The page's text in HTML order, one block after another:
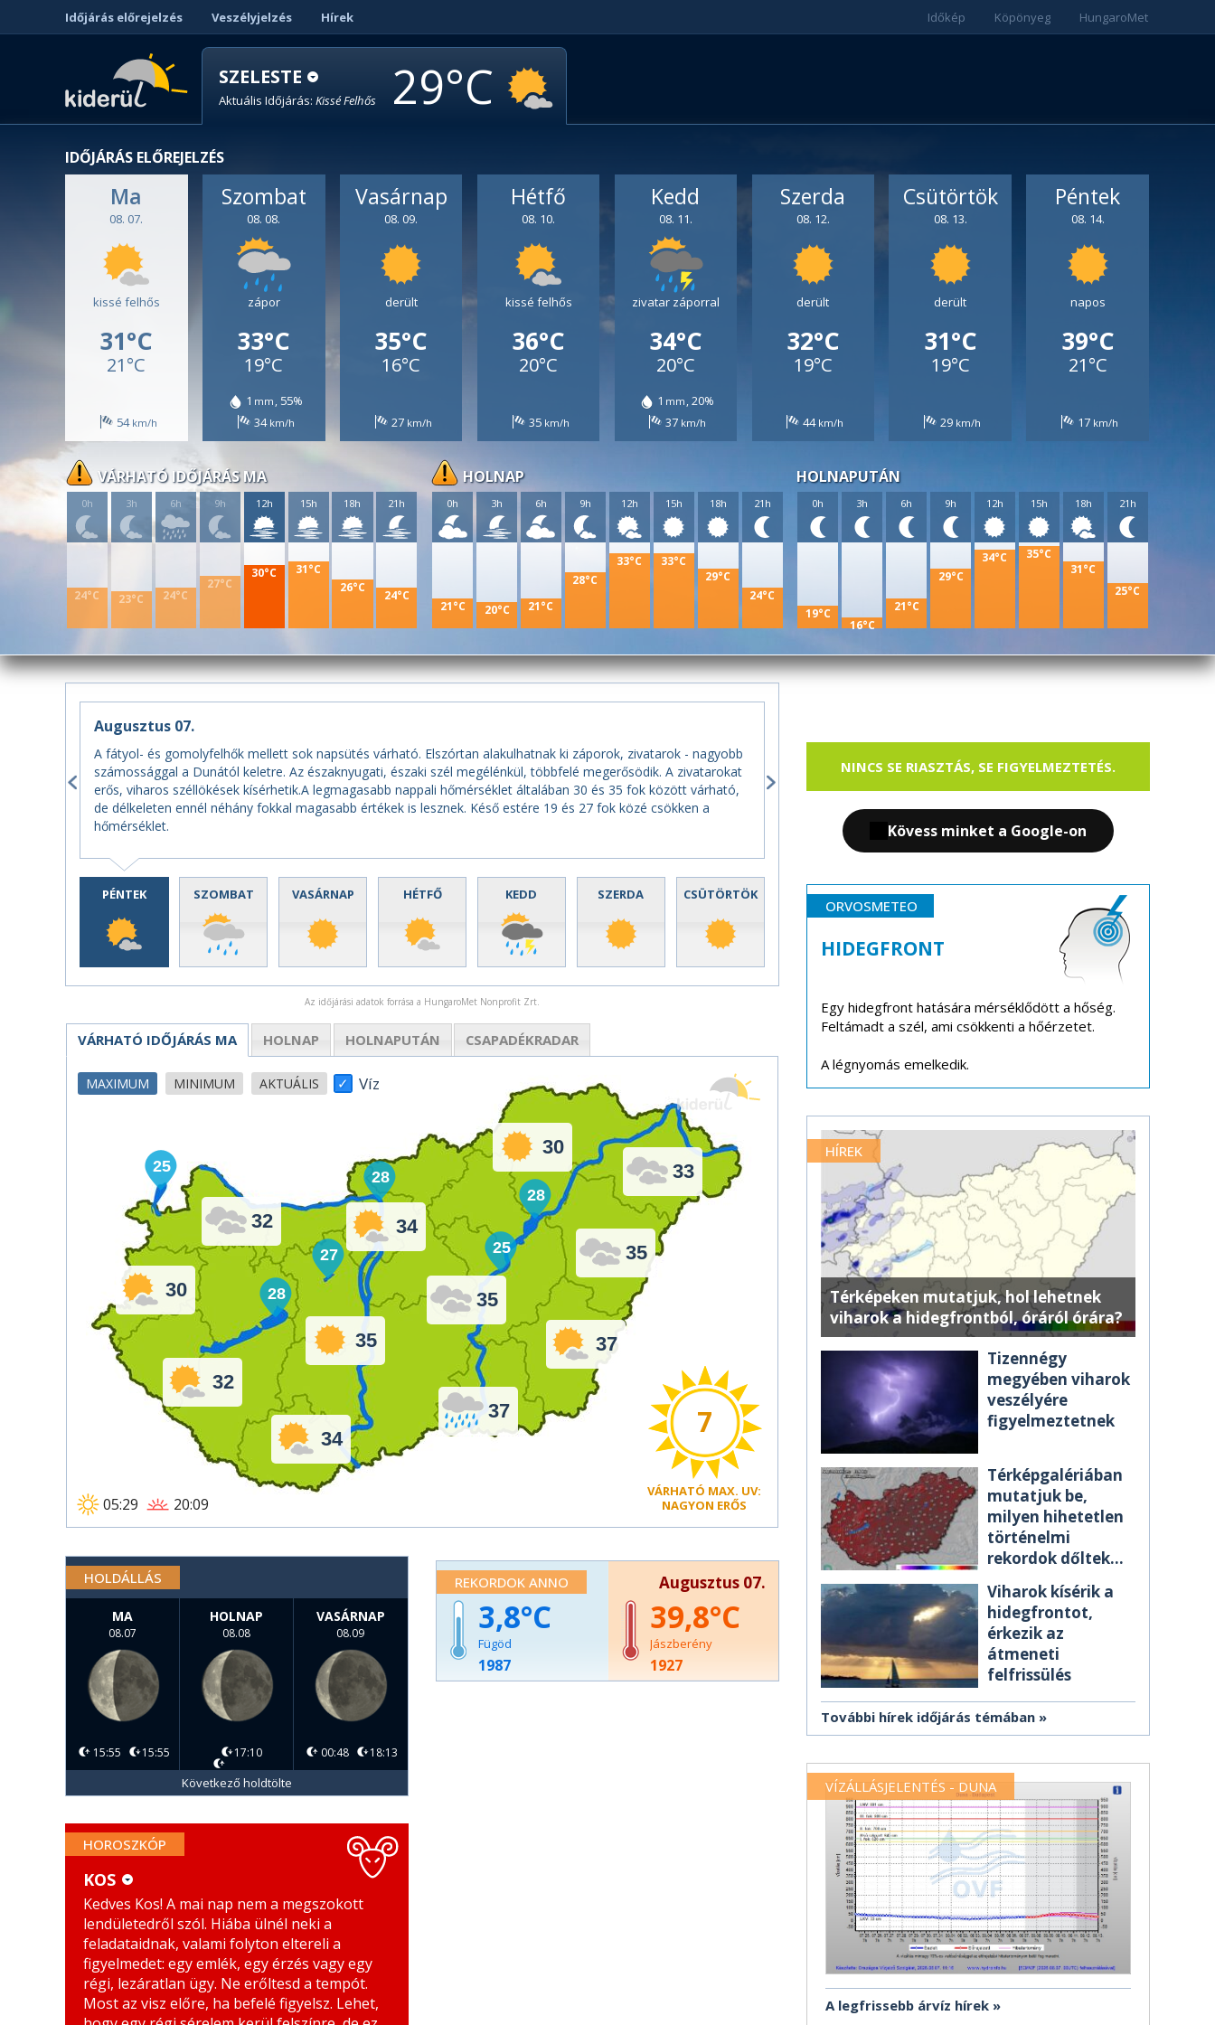
Időjárás előrejelzés Veszélyjelzés Hírek HungaroMet
Köpönyeg
Időkép
SZELESTE
Aktuális Időjárás: Kissé Felhős 29
IDŐJÁRÁS ELŐREJELZÉS
Ma
08. 07.
kissé felhős
31°C
21°C
54
Szombat
08. 08.
zápor
33°C
19°C
1
55
34
Vasárnap
08. 09.
derült
35°C
16°C
27
Hétfő
08. 10.
kissé felhős
36°C
20°C
35
Kedd
08. 11.
zivatar záporral
34°C
20°C
1
20
37
Szerda
08. 12.
derült
32°C
19°C
44
Csütörtök
08. 13.
derült
31°C
19°C
29
Péntek
08. 14.
napos
39°C
21°C
17
VÁRHATÓ IDŐJÁRÁS MA
0h
24°C
3h
23°C
6h
24°C
9h
27°C
12h
30°C
15h
31°C
18h
26°C
21h
24°C
HOLNAP
0h
21°C
3h
20°C
6h
21°C
9h
28°C
12h
33°C
15h
33°C
18h
29°C
21h
24°C
HOLNAPUTÁN
0h
19°C
3h
16°C
6h
21°C
9h
29°C
12h
34°C
15h
35°C
18h
31°C
21h
25°C
Augusztus 07.
A fátyol- és gomolyfelhők mellett sok napsütés várható. Elszórtan alakulhatnak ki záporok, zivatarok - nagyobb
számossággal a Dunától keletre. Az északnyugati, északi szél megélénkül, többfelé megerősödik. A zivatarokat
erős, viharos széllökések kísérhetik.A legmagasabb nappali hőmérséklet általában 30 és 35 fok között várható,
de délkeleten ennél néhány fokkal magasabb értékek is lesznek. Késő estére 19 és 27 fok közé csökken a
hőmérséklet.
PÉNTEK SZOMBAT VASÁRNAP HÉTFŐ KEDD SZERDA CSÜTÖRTÖK
Az időjárási adatok forrása a HungaroMet Nonprofit Zrt.
VÁRHATÓ IDŐJÁRÁS MA HOLNAP HOLNAPUTÁN CSAPADÉKRADAR
32
30
32
35
34
37
35
34
30
37
35
33
28
28
27
25
25
28
05:29 20:09
7
VÁRHATÓ MAX. UV:
NAGYON ERŐS
Víz
MAXIMUM MINIMUM AKTUÁLIS
HOLDÁLLÁS
MA
08.07
15:55 15:55
HOLNAP
08.08
17:10
VASÁRNAP
08.09
00:48 18:13
Következő holdtölte
HOROSZKÓP
KOS
BIKA
IKREK
RÁK
MÉRLEG
SKORPIÓ
NYILAS
BAK
KOS
Kedves Kos! A mai nap nem a megszokott
lendületedről szól. Hiába ülnél neki a
feladataidnak, valami folyton eltereli a
figyelmedet: egy emlék, egy érzés vagy egy
régi, lezáratlan ügy. Ne erőltesd a tempót.
Most az visz előre, ha befelé figyelsz. Lehet,
REKORDOK ANNO Augusztus 07.
3,8
Fügöd
1987
39,8
Jászberény
1927
NINCS SE RIASZTÁS, SE FIGYELMEZTETÉS.
Kövess minket a Google-on
ORVOSMETEO
HIDEGFRONT
Egy hidegfront hatására mérséklődött a hőség.
Feltámadt a szél, ami csökkenti a hőérzetet.
A légnyomás emelkedik.
HÍREK
Térképeken mutatjuk, hol lehetnek
viharok a hidegfrontból, óráról órára?
Tizennégy
megyében viharok
veszélyére
figyelmeztetnek
Térképgalériában
mutatjuk be,
milyen hihetetlen
történelmi
rekordok dőltek
Viharok kísérik a
hidegfrontot,
érkezik az
átmeneti
felfrissülés
További hírek időjárás témában
VÍZÁLLÁSJELENTÉS - DUNA
A legfrissebb árvíz hírek